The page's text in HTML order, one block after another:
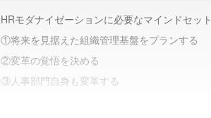
HRモダナイゼーションに必要なマインドセット
①将来を見据えた組織管理基盤をプランする
②変革の覚悟を決める
③人事部門自身も変革する